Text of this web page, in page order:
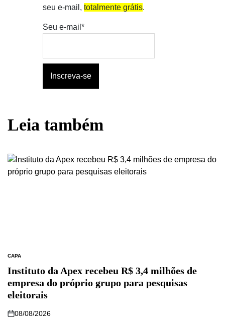
seu e-mail, totalmente grátis.
Seu e-mail*
Leia também
CAPA
Instituto da Apex recebeu R$ 3,4 milhões de
empresa do próprio grupo para pesquisas
eleitorais
08/08/2026